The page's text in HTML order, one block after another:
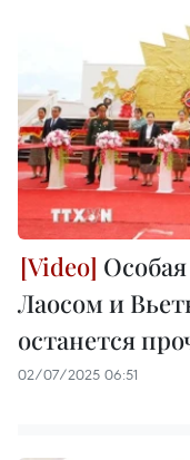
Лаосом и
останется
02/07/2025 06:51